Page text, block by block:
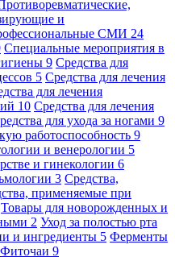
и
СМИ 24
Специальные мероприятия в
9 Средства для
5 Средства для лечения
для лечения
10 Средства для лечения
для ухода за ногами 9
работоспособность 9
и венерологии 5
и гинекологии 6
3 Средства,
применяемые при
Товары для новорожденных и
2 Уход за полостью рта
и ингредиенты 5 Ферменты
Фиточаи 9